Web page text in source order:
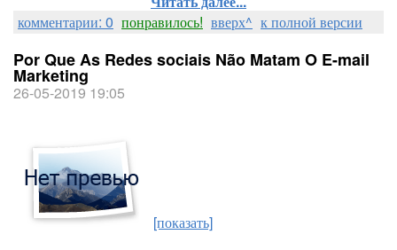
комментарии: 0 понравилось! вверх^ к полной версии
Por Que As Redes sociais Não Matam O E-mail
Marketing
26-05-2019 19:05
[показать]